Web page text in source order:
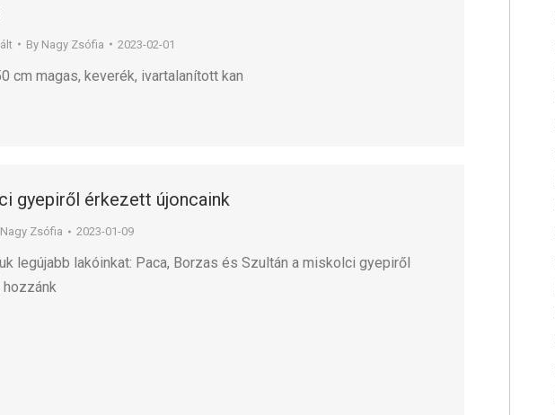
By Nagy Zsófia 2023-02-01
cm magas, keverék, ivartalanított kan
gyepiről érkezett újoncaink
Nagy Zsófia 2023-01-09
legújabb lakóinkat: Paca, Borzas és Szultán a miskolci gyepiről